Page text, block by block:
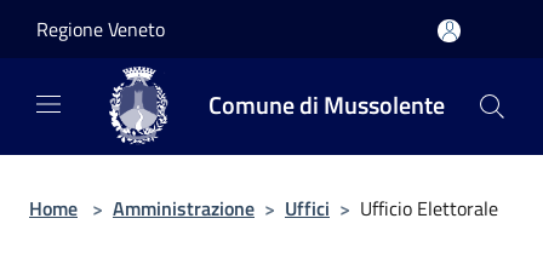
Regione Veneto
Comune di Mussolente
Home > Amministrazione > Uffici > Ufficio Elettorale